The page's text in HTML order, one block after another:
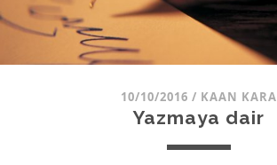
10/10/2016 / KAAN KARA
Yazmaya dair